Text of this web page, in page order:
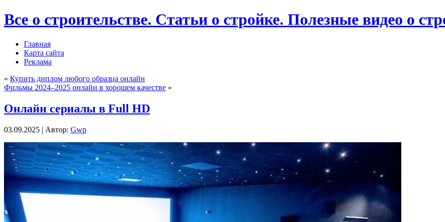
Все о строительстве. Статьи о стройке. Полезные видео о
Главная
Карта сайта
Реклама
« Купить диплом любого образца онлайн
Фильмы 2024–2025 онлайн в хорошем качестве »
Онлайн сериалы в Full HD
03.09.2025 | Автор: Gwp